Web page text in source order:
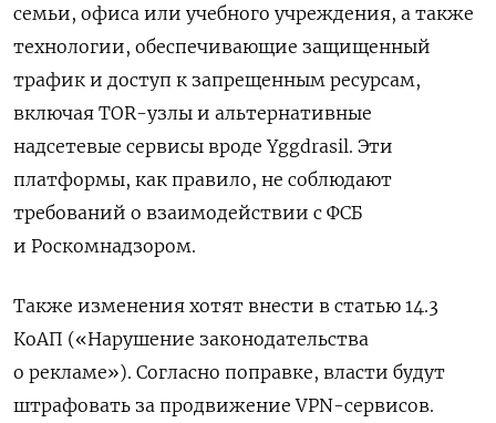
семьи, офиса или учебного учреждения, а также
технологии, обеспечивающие защищенный
трафик и доступ к запрещенным ресурсам,
включая TOR-узлы и альтернативные
надсетевые сервисы вроде Yggdrasil. Эти
платформы, как правило, не соблюдают
требований о взаимодействии с ФСБ
и Роскомнадзором.
Также изменения хотят внести в статью 14.3
КоАП («Нарушение законодательства
о рекламе»). Согласно поправке, власти будут
штрафовать за продвижение VPN-сервисов.